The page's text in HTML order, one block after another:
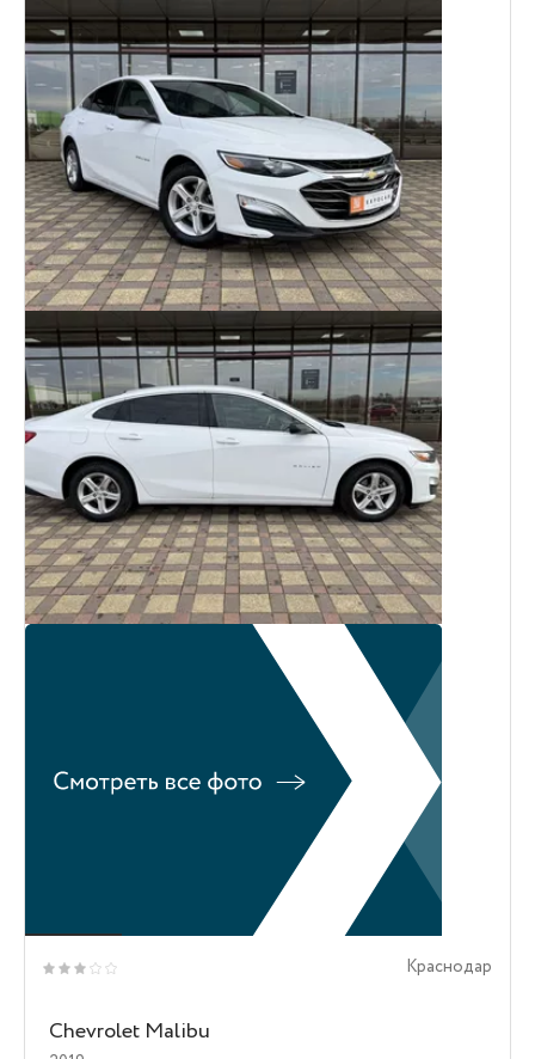
Краснодар
Chevrolet Malibu